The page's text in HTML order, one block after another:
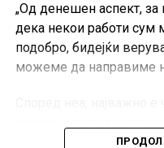
технолошки компании,
Casys во областа на
намалувањето на
работното место.
каналот на Банкарство.
„Од денешен аспект,
дека некои работи сум
подобро, бидејќи
можеме да направиме